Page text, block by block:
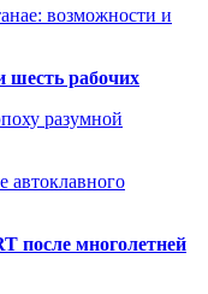
возможности и
шесть рабочих
разумной
автоклавного
после многолетней